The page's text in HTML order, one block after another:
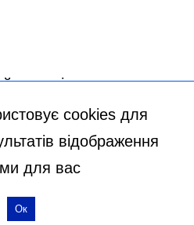
cookies для
відображення
для вас
Ок